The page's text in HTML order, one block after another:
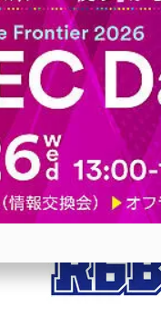
CRMを横断した統合